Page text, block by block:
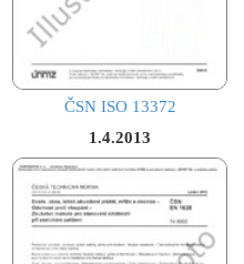
ČSN ISO 13372
1.4.2013